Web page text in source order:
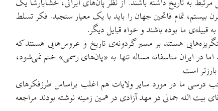
به تاریخ داشته باشند. از نظر پان‌های ایرانی، خشایارشا یک
تمام فاتحین جهان را باید با یک معیار سنجید. فکر تسلط
ما بوده باشند و خواه قبایل دیگر.
هستند بر مسیر گردونه‌ی تاریخ و عروس‌هایی هستند که
ایران متاسفانه مساله تنها به «پان‌های رسمی» ختم نمی‌شود،
است.
درسی ما در مورد سایر ولایات هم اغلب براساس طرزفکرهای
الله جمالی در مهد آزادی در همین زمینه نوشته بودند مراجعه